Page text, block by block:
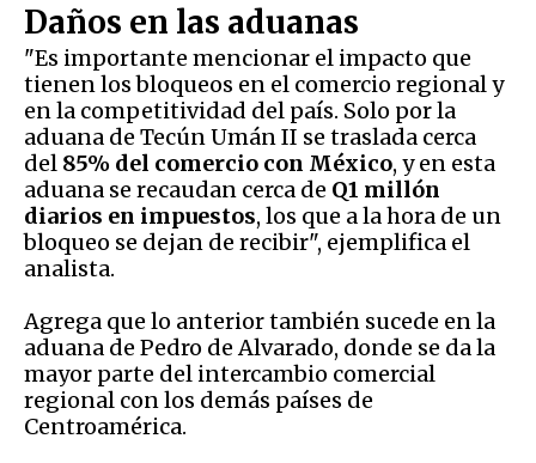
Daños en las aduanas
"Es importante mencionar el impacto que
tienen los bloqueos en el comercio regional y
en la competitividad del país. Solo por la
aduana de Tecún Umán II se traslada cerca
del 85% del comercio con México, y en esta
aduana se recaudan cerca de Q1 millón
diarios en impuestos, los que a la hora de un
bloqueo se dejan de recibir", ejemplifica el
analista.
Agrega que lo anterior también sucede en la
aduana de Pedro de Alvarado, donde se da la
mayor parte del intercambio comercial
regional con los demás países de
Centroamérica.